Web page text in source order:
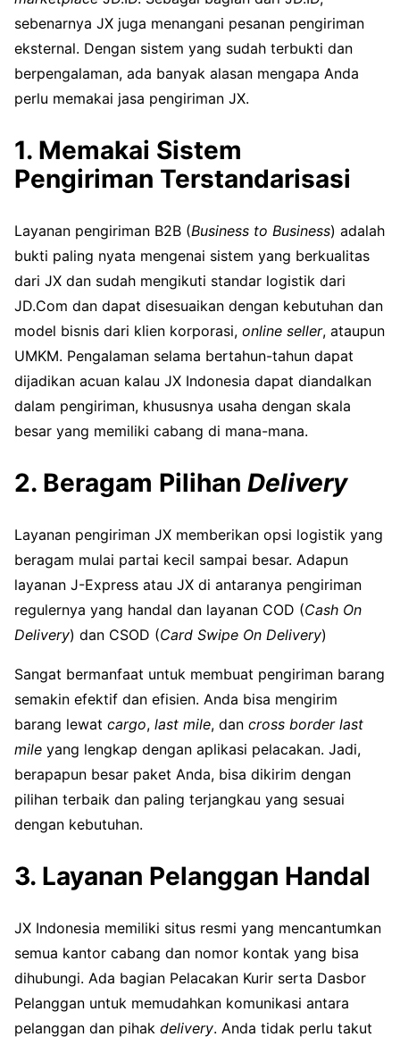
sebenarnya JX juga menangani pesanan pengiriman
eksternal. Dengan sistem yang sudah terbukti dan
berpengalaman, ada banyak alasan mengapa Anda
perlu memakai jasa pengiriman JX.
1. Memakai Sistem
Pengiriman Terstandarisasi
Layanan pengiriman B2B (Business to Business) adalah
bukti paling nyata mengenai sistem yang berkualitas
dari JX dan sudah mengikuti standar logistik dari
JD.Com dan dapat disesuaikan dengan kebutuhan dan
model bisnis dari klien korporasi, online seller, ataupun
UMKM. Pengalaman selama bertahun-tahun dapat
dijadikan acuan kalau JX Indonesia dapat diandalkan
dalam pengiriman, khususnya usaha dengan skala
besar yang memiliki cabang di mana-mana.
2. Beragam Pilihan Delivery
Layanan pengiriman JX memberikan opsi logistik yang
beragam mulai partai kecil sampai besar. Adapun
layanan J-Express atau JX di antaranya pengiriman
regulernya yang handal dan layanan COD (Cash On
Delivery) dan CSOD (Card Swipe On Delivery)
Sangat bermanfaat untuk membuat pengiriman barang
semakin efektif dan efisien. Anda bisa mengirim
barang lewat cargo, last mile, dan cross border last
mile yang lengkap dengan aplikasi pelacakan. Jadi,
berapapun besar paket Anda, bisa dikirim dengan
pilihan terbaik dan paling terjangkau yang sesuai
dengan kebutuhan.
3. Layanan Pelanggan Handal
JX Indonesia memiliki situs resmi yang mencantumkan
semua kantor cabang dan nomor kontak yang bisa
dihubungi. Ada bagian Pelacakan Kurir serta Dasbor
Pelanggan untuk memudahkan komunikasi antara
pelanggan dan pihak delivery. Anda tidak perlu takut